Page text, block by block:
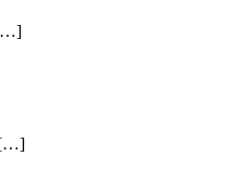
[…]
[…]